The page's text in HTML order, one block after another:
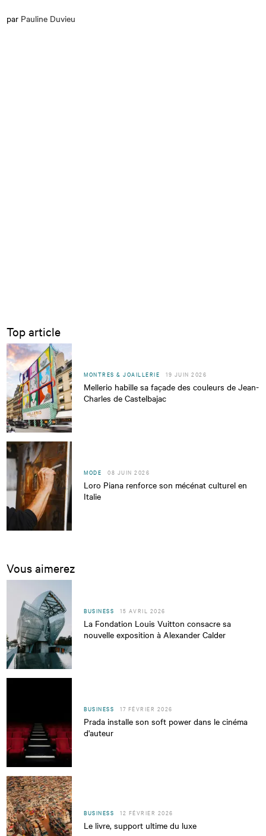
par Pauline Duvieu
Top article
MONTRES & JOAILLERIE 19 JUIN 2026
Mellerio habille sa façade des couleurs de Jean-
Charles de Castelbajac
MODE 08 JUIN 2026
Loro Piana renforce son mécénat culturel en
Italie
Vous aimerez
BUSINESS 15 AVRIL 2026
La Fondation Louis Vuitton consacre sa
nouvelle exposition à Alexander Calder
BUSINESS 17 FÉVRIER 2026
Prada installe son soft power dans le cinéma
d'auteur
BUSINESS 12 FÉVRIER 2026
Le livre, support ultime du luxe